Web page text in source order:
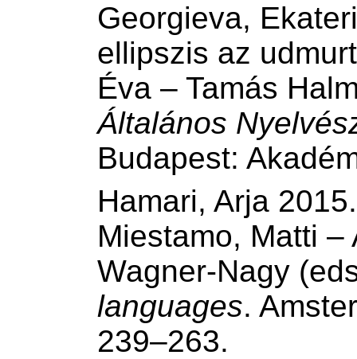
Georgieva,
ellipszis az
Éva – Tamás
Általános
Budapest:
Hamari, Arja
Miestamo, Matti –
Wagner-Nagy
languages.
239–263.